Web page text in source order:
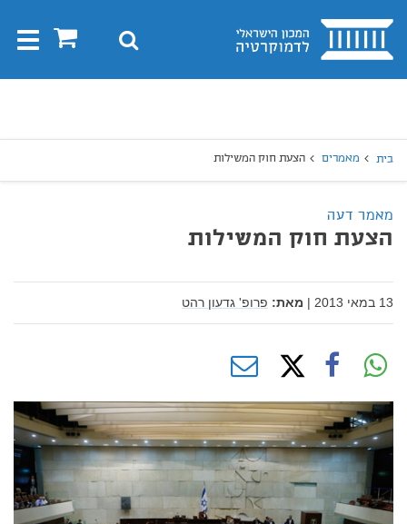
בית 0 חיפוש
בית מאמרים הצעת חוק המשילות
מאמר דעה
הצעת חוק המשילות
13 במאי 2013 | מאת: פרופ' גדעון רהט